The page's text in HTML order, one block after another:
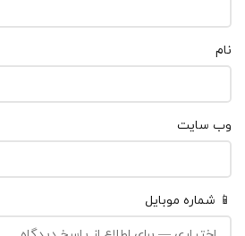
نام
وب‌ سایت
📱 شماره موبایل